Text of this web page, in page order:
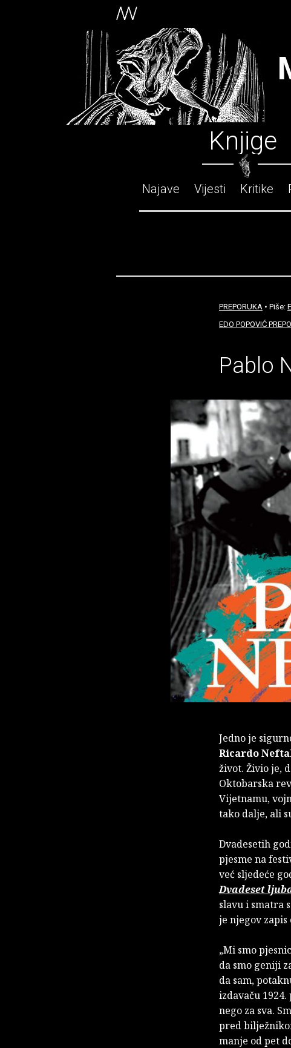
Knjige
Najave Vijesti Kritike
PREPORUKA • Piše:
EDO POPOVIĆ
Pablo
Jedno je
Ricardo
život. Živio je,
Oktobarska
Vijetnamu,
tako dalje, ali
Dvadesetih
pjesme na
već sljedeće
Dvadeset
slavu i smatra
je njegov
„Mi smo
da smo geniji
da sam,
izdavaču
nego za sva.
pred
manje od pet